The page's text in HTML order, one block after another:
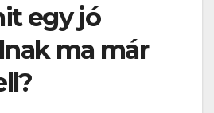
egy jó
ma már